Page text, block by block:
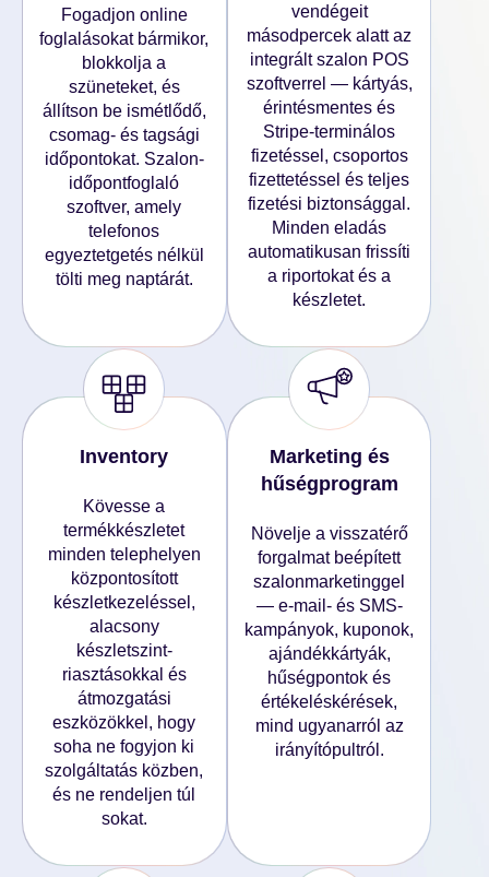
Fogadjon online
foglalásokat bármikor,
blokkolja a
szüneteket, és
állítson be ismétlődő,
csomag- és tagsági
időpontokat. Szalon-
időpontfoglaló
szoftver, amely
telefonos
egyeztetgetés nélkül
tölti meg naptárát.
vendégeit
másodpercek alatt az
integrált szalon POS
szoftverrel — kártyás,
érintésmentes és
Stripe-terminálos
fizetéssel, csoportos
fizettetéssel és teljes
fizetési biztonsággal.
Minden eladás
automatikusan frissíti
a riportokat és a
készletet.
Inventory
Kövesse a
termékkészletet
minden telephelyen
központosított
készletkezeléssel,
alacsony
készletszint-
riasztásokkal és
átmozgatási
eszközökkel, hogy
soha ne fogyjon ki
szolgáltatás közben,
és ne rendeljen túl
sokat.
Marketing és
hűségprogram
Növelje a visszatérő
forgalmat beépített
szalonmarketinggel
— e-mail- és SMS-
kampányok, kuponok,
ajándékkártyák,
hűségpontok és
értékeléskérések,
mind ugyanarról az
irányítópultról.